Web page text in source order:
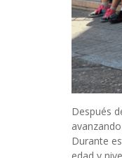
Después
Durante